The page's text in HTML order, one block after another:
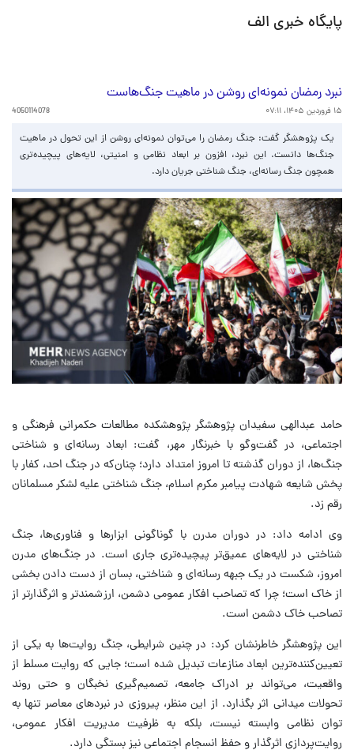
پایگاه خبری الف
نبرد رمضان نمونه‌ای روشن در ماهیت جنگ‌هاست
۱۵ فروردین ۱۴۰۵، ۰۷:۱۱ 4050114078
یک پژوهشگر گفت: جنگ رمضان را می‌توان نمونه‌ای روشن از این تحول در ماهیت
جنگ‌ها دانست. این نبرد، افزون بر ابعاد نظامی و امنیتی، لایه‌های پیچیده‌تری
همچون جنگ رسانه‌ای، جنگ شناختی جریان دارد.
حامد عبدالهی سفیدان پژوهشگر پژوهشکده مطالعات حکمرانی فرهنگی و
اجتماعی، در گفت‌وگو با خبرنگار مهر، گفت: ابعاد رسانه‌ای و شناختی
جنگ‌ها، از دوران گذشته تا امروز امتداد دارد؛ چنان‌که در جنگ احد، کفار با
پخش شایعه شهادت پیامبر مکرم اسلام، جنگ شناختی علیه لشکر مسلمانان
رقم زد.
وی ادامه داد: در دوران مدرن با گوناگونی ابزارها و فناوری‌ها، جنگ
شناختی در لایه‌های عمیق‌تر پیچیده‌تری جاری است. در جنگ‌های مدرن
امروز، شکست در یک جبهه رسانه‌ای و شناختی، بسان از دست دادن بخشی
از خاک است؛ چرا که تصاحب افکار عمومی دشمن، ارزشمندتر و اثرگذارتر از
تصاحب خاک دشمن است.
این پژوهشگر خاطرنشان کرد: در چنین شرایطی، جنگ روایت‌ها به یکی از
تعیین‌کننده‌ترین ابعاد منازعات تبدیل شده است؛ جایی که روایت مسلط از
واقعیت، می‌تواند بر ادراک جامعه، تصمیم‌گیری نخبگان و حتی روند
تحولات میدانی اثر بگذارد. از این منظر، پیروزی در نبردهای معاصر تنها به
توان نظامی وابسته نیست، بلکه به ظرفیت مدیریت افکار عمومی،
روایت‌پردازی اثرگذار و حفظ انسجام اجتماعی نیز بستگی دارد.